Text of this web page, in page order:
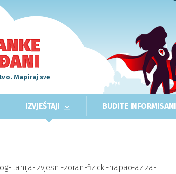
Mapiraj sve
IZVJEŠTAJI BUDITE INFORMISANI
ilahija-izvjesni-zoran-fizicki-napao-aziza-